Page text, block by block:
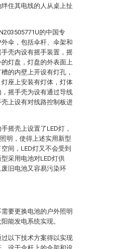
住其电线的人从桌上扯
的中国专
伞，包括伞杆、伞架和
壳内设有摇手装置，摇
灯盘，灯盘的外表面上
的内壁上开设有灯孔，
座上安装有灯体，灯体
摇手壳为设有通过导线
上设有对线路控制板进
摇壳上设置了LED灯，
明，使得上述实用新型
间，LED灯又不会受到
采用电池对LED灯供
旧电池又容易污染环
要更换电池的户外照明
能发电系统实现。
以下技术方案得以实现